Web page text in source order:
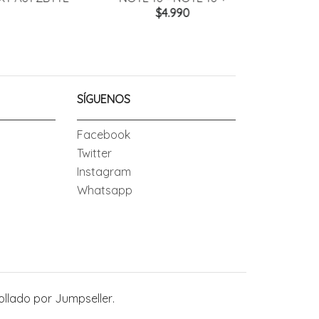
$4.990
SÍGUENOS
Facebook
Twitter
Instagram
Whatsapp
por Jumpseller.